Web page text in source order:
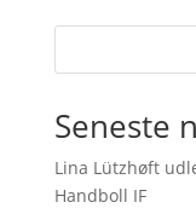
Seneste
Lina Lützhøft
Handboll IF